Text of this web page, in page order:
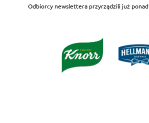
Odbiorcy newslettera przyrządzili już ponad